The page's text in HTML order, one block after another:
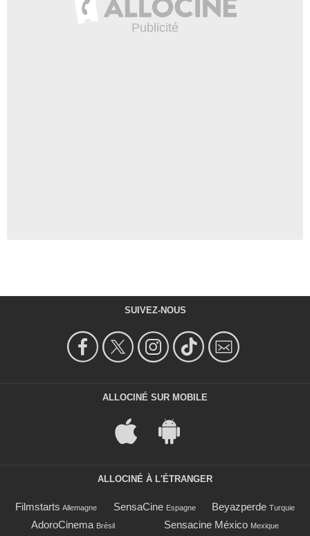
SUIVEZ-NOUS
ALLOCINÉ SUR MOBILE
ALLOCINÉ À L'ÉTRANGER
Filmstarts Allemagne SensaCine Espagne Beyazperde Turquie
AdoroCinema Brésil Sensacine México Mexique